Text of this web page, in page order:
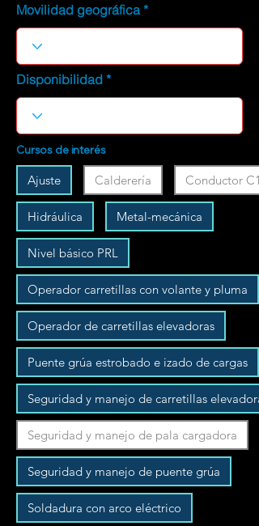
Movilidad geográfica
Disponibilidad
Cursos de interés
Ajuste Calderería Conductor C1
Hidráulica Metal-mecánica
Nivel básico PRL
Operador carretillas con volante y pluma
Operador de carretillas elevadoras
Puente grúa estrobado e izado de cargas
Seguridad y manejo de carretillas
Seguridad y manejo de pala cargadora
Seguridad y manejo de puente grúa
Soldadura con arco eléctrico